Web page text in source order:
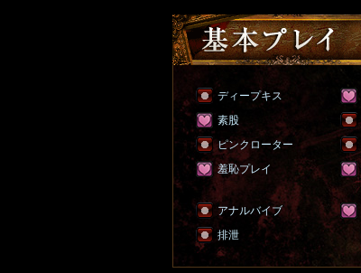
ディープキス
素股
ピンクローター
羞恥プレイ
アナルバイブ
排泄